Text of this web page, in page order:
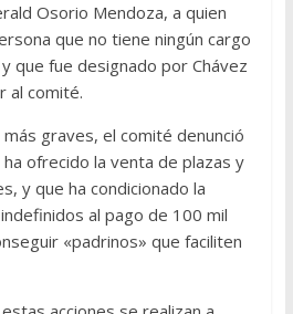
Osorio Mendoza, a quien
que no tiene ningún cargo
que fue designado por Chávez
al comité.
graves, el comité denunció
ofrecido la venta de plazas y
y que ha condicionado la
al pago de 100 mil
«padrinos» que faciliten